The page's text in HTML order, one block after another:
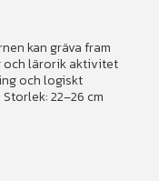
kan gräva fram
och lärorik aktivitet
och logiskt
22–26 cm